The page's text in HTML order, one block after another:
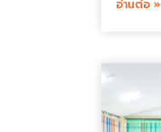
อ่านต่อ »